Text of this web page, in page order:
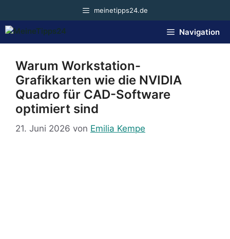
springen
meinetipps24.de
Navigation
Warum Workstation-
Grafikkarten wie die NVIDIA
Quadro für CAD-Software
optimiert sind
21. Juni 2026 von Emilia Kempe